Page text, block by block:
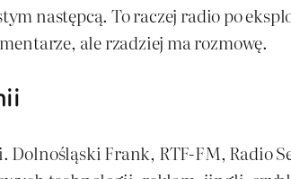
następcą. To raczej radio po
ale rzadziej ma rozmowę.
Frank, RTF-FM, Radio